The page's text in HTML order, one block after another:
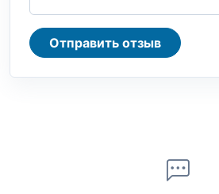
Отправить отзыв